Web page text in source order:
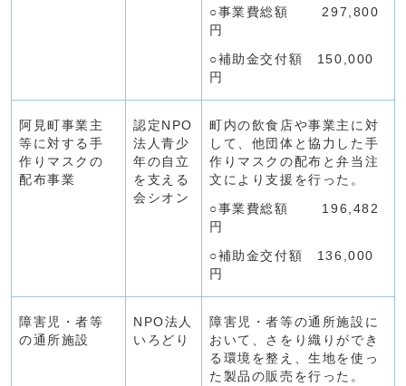
○事業費総額 297,800
円
○補助金交付額 150,000
円
阿見町事業主
等に対する手
作りマスクの
配布事業
認定NPO
法人青少
年の自立
を支える
会シオン
町内の飲食店や事業主に対
して、他団体と協力した手
作りマスクの配布と弁当注
文により支援を行った。
○事業費総額 196,482
円
○補助金交付額 136,000
円
障害児・者等
の通所施設
NPO法人
いろどり
障害児・者等の通所施設に
おいて、さをり織りができ
る環境を整え、生地を使っ
た製品の販売を行った。